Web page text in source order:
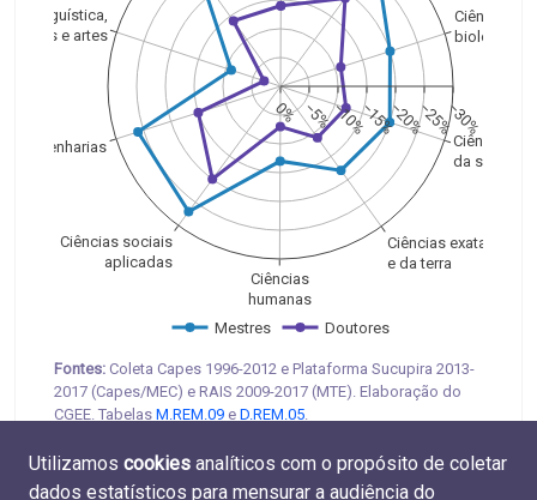
Ciências
biológicas
Ciências
da saúde
Ciências exatas
e da terra
Ciências
humanas
Ciências sociais
aplicadas
Engenharias
Linguística,
letras e artes
0%−5%−10%−15%−20%−25%−30%
Mestres Doutores
Fontes: Coleta Capes 1996-2012 e Plataforma Sucupira 2013-
2017 (Capes/MEC) e RAIS 2009-2017 (MTE). Elaboração do
CGEE. Tabelas M.REM.09 e D.REM.05.
Utilizamos cookies analíticos com o propósito de coletar
dados estatísticos para mensurar a audiência do